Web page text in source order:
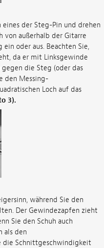
der Steg-Pin und drehen
von außerhalb der Gitarre
oder aus. Beachten Sie,
da er mit Linksgewinde
die Steg (oder das
den Messing-
Loch auf das
3).
während Sie den
Der Gewindezapfen zieht
Sie den Schuh auch
als den
die Schnittgeschwindigkeit